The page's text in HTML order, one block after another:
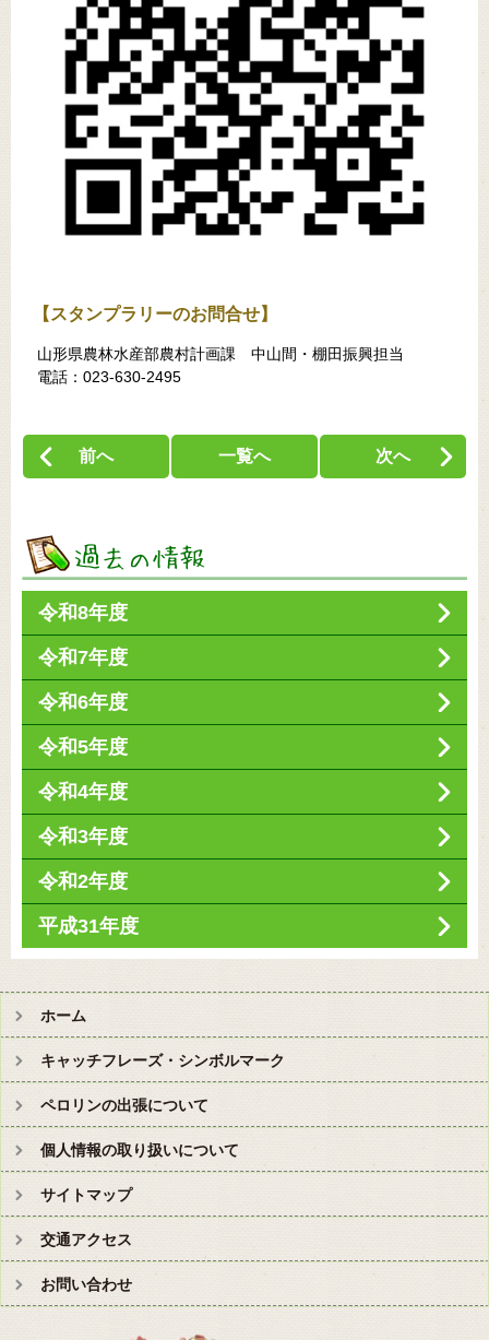
【スタンプラリーのお問合せ】
山形県農林水産部農村計画課 中山間・棚田振興担当
電話：023-630-2495
前へ 一覧へ 次へ
令和8年度
令和7年度
令和6年度
令和5年度
令和4年度
令和3年度
令和2年度
平成31年度
ホーム
キャッチフレーズ・シンボルマーク
ペロリンの出張について
個人情報の取り扱いについて
サイトマップ
交通アクセス
お問い合わせ